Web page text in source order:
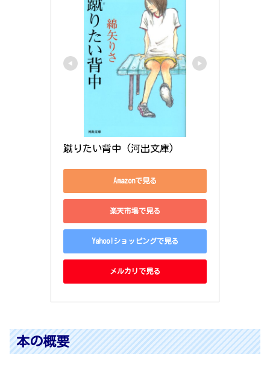
蹴りたい背中 (河出文庫)
Amazonで見る
楽天市場で見る
Yahoo!ショッピングで見る
メルカリで見る
本の概要